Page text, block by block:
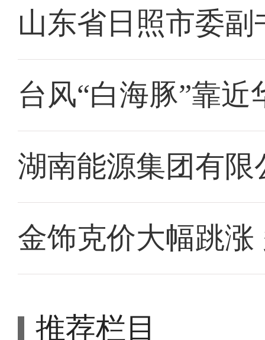
山东省日照市委
台风“白海豚”靠近
湖南能源集团有
金饰克价大幅跳
推荐栏目